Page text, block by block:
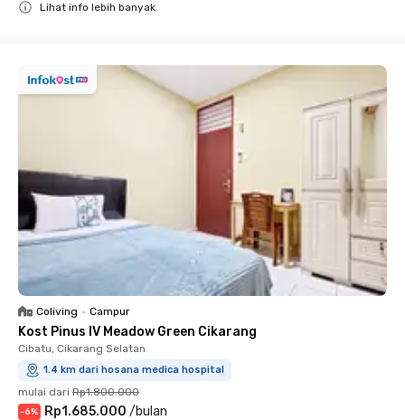
Lihat info lebih banyak
Coliving • Campur
Kost Pinus IV Meadow Green Cikarang
Cibatu, Cikarang Selatan
1.4 km dari hosana medica hospital
mulai dari Rp1.800.000
-6% Rp1.685.000 /bulan